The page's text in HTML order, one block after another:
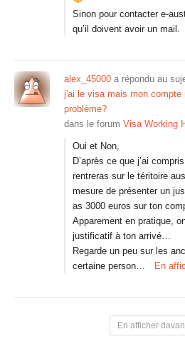
Sinon pour contacter e-
qu’il doivent avoir un mail.
alex_45000 a répondu au
j'ai le visa mais mon compte
problème?
dans le forum Visa Working
Oui et Non,
D’après ce que j’ai
rentreras sur le téritoire
mesure de présenter un
as 3000 euros sur ton
Apparement en pratique,
justificatif à ton arrivé…
Regarde un peu sur les
certaine person…
En
En afficher